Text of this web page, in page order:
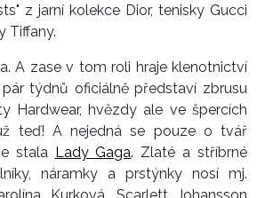
z jarní kolekce Dior, tenisky Gucci
Tiffany.
A zase v tom roli hraje klenotnictví
týdnů oficiálně představí zbrusu
Hardwear, hvězdy ale ve špercích
teď! A nejedná se pouze o tvář
stala Lady Gaga. Zlaté a stříbrné
náramky a prstýnky nosí mj.